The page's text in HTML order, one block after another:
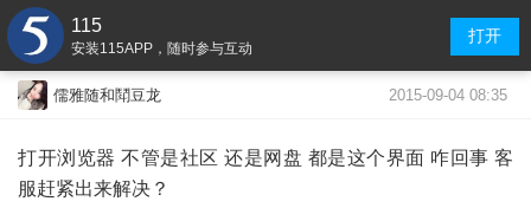
115
安装115APP，随时参与互动
打开
儒雅随和鬦豆龙 2015-09-04 08:35
打开浏览器 不管是社区 还是网盘 都是这个界面 咋回事 客
服赶紧出来解决？